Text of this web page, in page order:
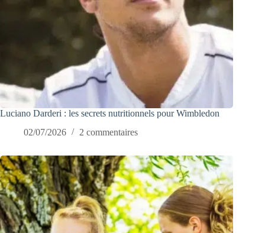
Luciano Darderi : les secrets nutritionnels pour Wimbledon
02/07/2026
2 commentaires